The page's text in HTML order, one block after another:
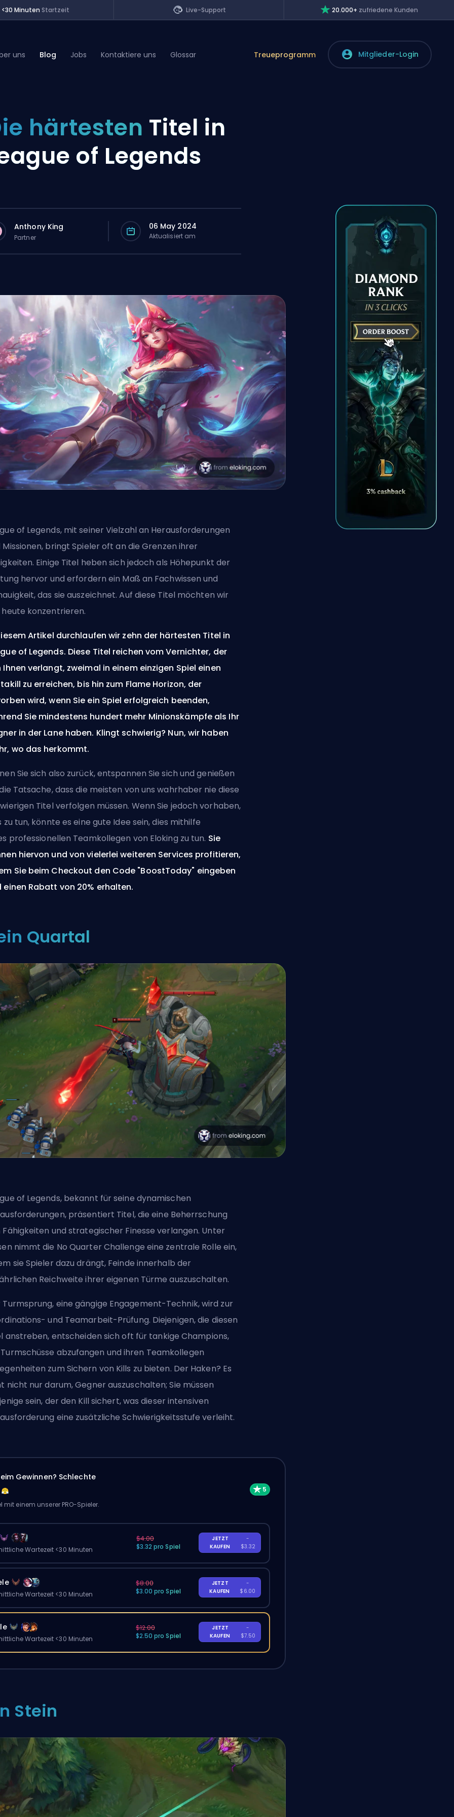
<30 Minuten Startzeit Live-Support 20.000+ zufriedene Kunden
uns Blog Jobs Kontaktiere uns Glossar Treueprogramm Mitglieder-Login
härtesten Titel in
of Legends
Anthony King
Partner
06 May 2024
Aktualisiert am
of Legends, mit seiner Vielzahl an Herausforderungen
Missionen, bringt Spieler oft an die Grenzen ihrer
Einige Titel heben sich jedoch als Höhepunkt der
hervor und erfordern ein Maß an Fachwissen und
das sie auszeichnet. Auf diese Titel möchten wir
heute konzentrieren.
Artikel durchlaufen wir zehn der härtesten Titel in
of Legends. Diese Titel reichen vom Vernichter, der
Ihnen verlangt, zweimal in einem einzigen Spiel einen
zu erreichen, bis hin zum Flame Horizon, der
wird, wenn Sie ein Spiel erfolgreich beenden,
Sie mindestens hundert mehr Minionskämpfe als Ihr
in der Lane haben. Klingt schwierig? Nun, wir haben
wo das herkommt.
Sie sich also zurück, entspannen Sie sich und genießen
Tatsache, dass die meisten von uns wahrhaber nie diese
Titel verfolgen müssen. Wenn Sie jedoch vorhaben,
zu tun, könnte es eine gute Idee sein, dies mithilfe
professionellen Teamkollegen von Eloking zu tun. Sie
hiervon und von vielerleiweiteren Services profitieren,
Sie beim Checkout den Code "BoostToday" eingeben
einen Rabatt von 20% erhalten.
Quartal
of Legends, bekannt für seine dynamischen
präsentiert Titel, die eine Beherrschung
Fähigkeiten und strategischer Finesse verlangen. Unter
nimmt die No Quarter Challenge eine zentrale Rolle ein,
sie Spieler dazu drängt, Feinde innerhalb der
Reichweite ihrer eigenen Türme auszuschalten.
Turmsprung, eine gängige Engagement-Technik, wird zur
und Teamarbeit-Prüfung. Diejenigen, die diesen
anstreben, entscheiden sich oft für tankigeChampions,
abzufangen und ihren Teamkollegen
zum Sichern von Kills zu bieten. Der Haken? Es
nicht nur darum, Gegner auszuschalten; Sie müssen
sein, der den Kill sichert, was dieser intensiven
eine zusätzliche Schwierigkeitsstufe verleiht.
Gewinnen? Schlechte
mit einem unserer PRO-Spieler.
Wartezeit <30 Minuten
$4.00
$3.32 pro Spiel
JETZT
KAUFEN
-
$3.32
Wartezeit <30 Minuten
$8.00
$3.00 pro Spiel
JETZT
KAUFEN
-
$6.00
Wartezeit <30 Minuten
$12.00
$2.50 pro Spiel
JETZT
KAUFEN
-
$7.50
Stein